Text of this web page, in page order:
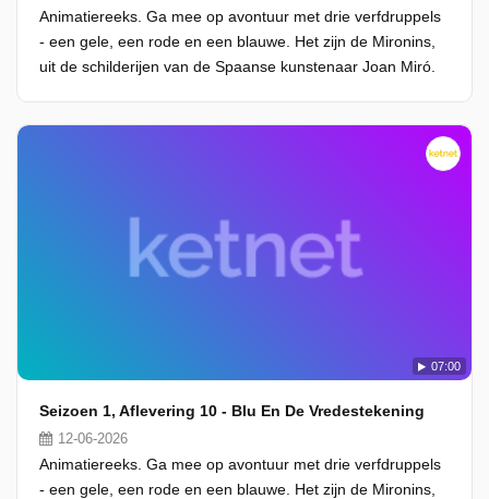
Animatiereeks. Ga mee op avontuur met drie verfdruppels
- een gele, een rode en een blauwe. Het zijn de Mironins,
uit de schilderijen van de Spaanse kunstenaar Joan Miró.
07:00
Seizoen 1, Aflevering 10 - Blu En De Vredestekening
12-06-2026
Animatiereeks. Ga mee op avontuur met drie verfdruppels
- een gele, een rode en een blauwe. Het zijn de Mironins,